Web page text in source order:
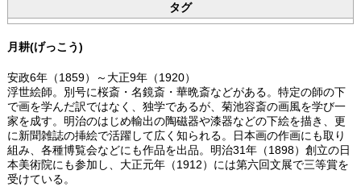
タグ
月耕(げっこう)
安政6年（1859）～大正9年（1920）
浮世絵師。別号に桜斎・名鏡斎・華晩斎などがある。特定の師の下
で画を学んだ訳ではなく、独学であるが、菊池容斎の画風を学び一
家を成す。明治のはじめ輸出の陶磁器や漆器などの下絵を描き、更
に新聞雑誌の挿絵で活躍して広く知られる。日本画の作画にも取り
組み、各種博覧会などにも作品を出品。明治31年（1898）創立の日
本美術院にも参加し、大正元年（1912）には第六回文展で三等賞を
受けている。